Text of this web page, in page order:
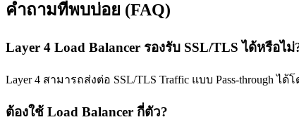
คำถามที่พบบ่อย (FAQ)
Layer 4 Load Balancer รองรับ SSL/TLS ได้หรือไม่
Layer 4 สามารถส่งต่อ SSL/TLS Traffic แบบ Pass-through ไ
ต้องใช้ Load Balancer กี่ตัว?